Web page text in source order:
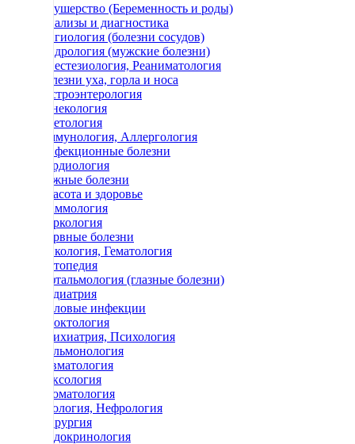
Акушерство (Беременность и роды)
Анализы и диагностика
Ангиология (болезни сосудов)
Андрология (мужские болезни)
Анестезиология, Реаниматология
Болезни уха, горла и носа
Гастроэнтерология
Гинекология
Диетология
Иммунология, Аллергология
Инфекционные болезни
Кардиология
Кожные болезни
Красота и здоровье
Маммология
Наркология
Нервные болезни
Онкология, Гематология
Ортопедия
Офтальмология (глазные болезни)
Педиатрия
Половые инфекции
Проктология
Психиатрия, Психология
Пульмонология
Ревматология
Сексология
Стоматология
Урология, Нефрология
Хирургия
Эндокринология